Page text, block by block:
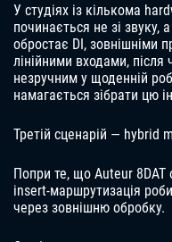
У студіях із кількома
починається не зі
обростає DI, зовнішніми
лінійними входами, після
незручним у щоденній
намагається зібрати цю
Третій сценарій — hybrid
Попри те, що Auteur 8DAT
insert-маршрутизація
через зовнішню обробку.